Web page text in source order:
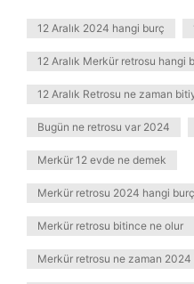
12 Aralık 2024 hangi burç
12 Aralık Merkür retrosu hangi
12 Aralık Retrosu ne zaman
Bugün ne retrosu var 2024
Merkür 12 evde ne demek
Merkür retrosu 2024 hangi
Merkür retrosu bitince ne olur
Merkür retrosu ne zaman 2024